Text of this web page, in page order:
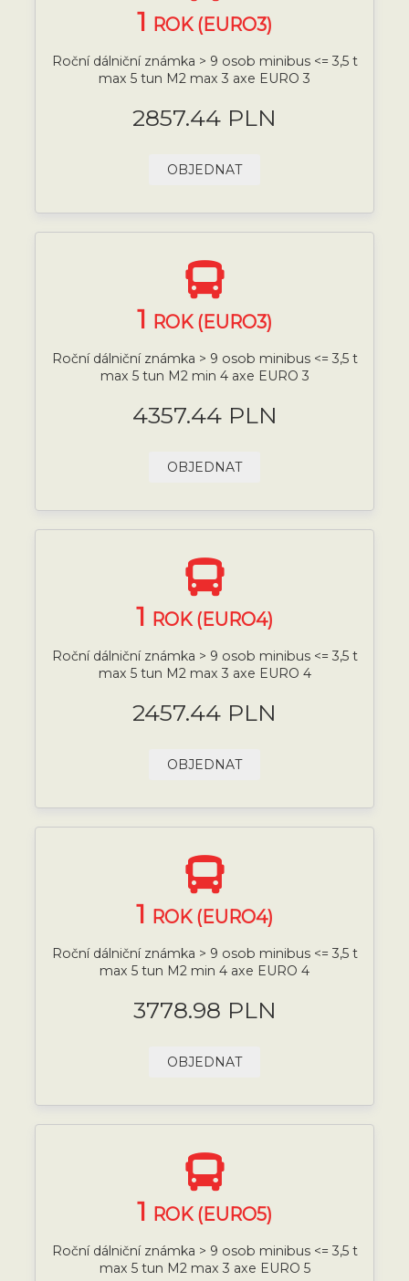
1 ROK (EURO3)
Roční dálniční známka > 9 osob minibus <= 3,5 t
max 5 tun M2 max 3 axe EURO 3
2857.44 PLN
OBJEDNAT
1 ROK (EURO3)
Roční dálniční známka > 9 osob minibus <= 3,5 t
max 5 tun M2 min 4 axe EURO 3
4357.44 PLN
OBJEDNAT
1 ROK (EURO4)
Roční dálniční známka > 9 osob minibus <= 3,5 t
max 5 tun M2 max 3 axe EURO 4
2457.44 PLN
OBJEDNAT
1 ROK (EURO4)
Roční dálniční známka > 9 osob minibus <= 3,5 t
max 5 tun M2 min 4 axe EURO 4
3778.98 PLN
OBJEDNAT
1 ROK (EURO5)
Roční dálniční známka > 9 osob minibus <= 3,5 t
max 5 tun M2 max 3 axe EURO 5